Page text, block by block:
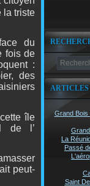
la triste
du
fois de
:
des
île
de l’
peut-
ARTICLES
Grand Bois
La
Passé
Saint